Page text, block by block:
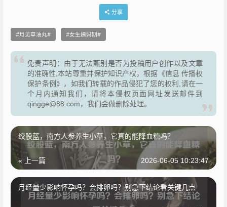
分享
月见草油丸 女生姨妈期
免责声明：由于无法甄别是否为投稿用户创作以及文章
的准确性,本站尊重并保护知识产权，根据《信息 传播权
保护条例》，如我们转载的作品侵犯了您的权利,请在一
个月内通知我们，请将本侵权页面网址发送邮件到
qingge@88.com，我们会做删除处理。
绞股蓝，南方人参养生小草，它真的能降血糖吗？
« 上一篇 2026-06-05 10:23:47
月经量少影响怀孕吗？会排卵吗？别急下结论看关键几点